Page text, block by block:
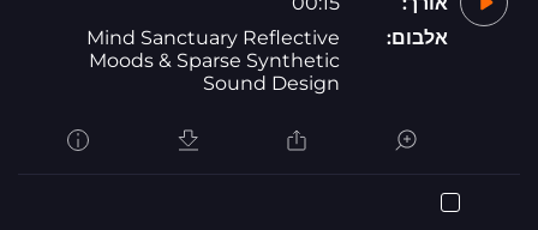
אלבום:
Mind Sanctuary Reflective
Moods & Sparse Synthetic
Sound Design